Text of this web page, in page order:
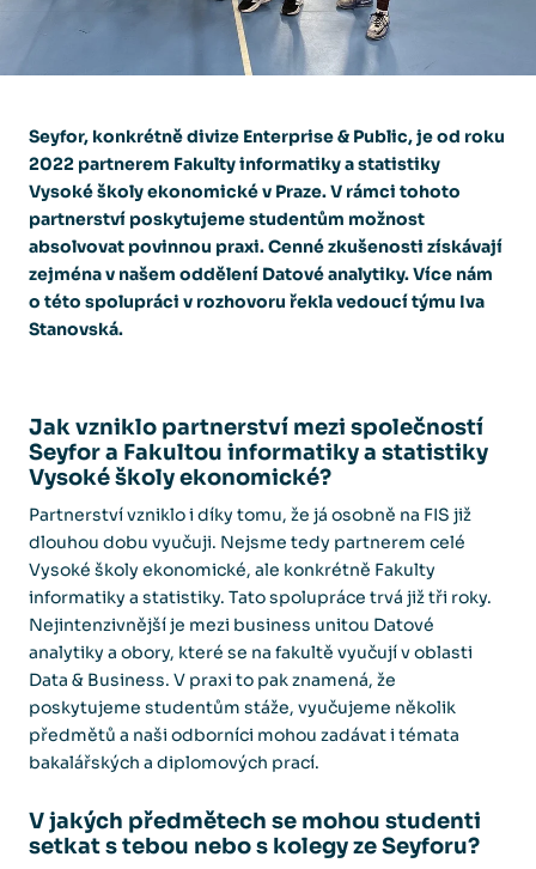
Seyfor, konkrétně divize Enterprise & Public, je od roku
2022 partnerem Fakulty informatiky a statistiky
Vysoké školy ekonomické v Praze. V rámci tohoto
partnerství poskytujeme studentům možnost
absolvovat povinnou praxi. Cenné zkušenosti získávají
zejména v našem oddělení Datové analytiky. Více nám
o této spolupráci v rozhovoru řekla vedoucí týmu Iva
Stanovská.
Jak vzniklo partnerství mezi společností
Seyfor a Fakultou informatiky a statistiky
Vysoké školy ekonomické?
Partnerství vzniklo i díky tomu, že já osobně na FIS již
dlouhou dobu vyučuji. Nejsme tedy partnerem celé
Vysoké školy ekonomické, ale konkrétně Fakulty
informatiky a statistiky. Tato spolupráce trvá již tři roky.
Nejintenzivnější je mezi business unitou Datové
analytiky a obory, které se na fakultě vyučují v oblasti
Data & Business. V praxi to pak znamená, že
poskytujeme studentům stáže, vyučujeme několik
předmětů a naši odborníci mohou zadávat i témata
bakalářských a diplomových prací.
V jakých předmětech se mohou studenti
setkat s tebou nebo s kolegy ze Seyforu?